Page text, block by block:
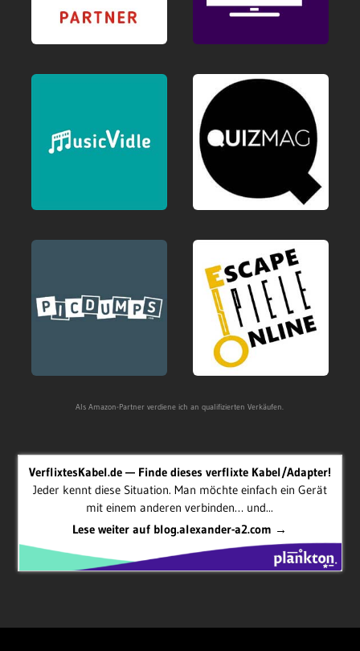
Als Amazon-Partner verdiene ich an qualifizierten Verkäufen.
VerflixtesKabel.de — Finde dieses verflixte Kabel/Adapter!
Jeder kennt diese Situation. Man möchte einfach ein Gerät
mit einem anderen verbinden… und...
Lese weiter auf blog.alexander-a2.com →